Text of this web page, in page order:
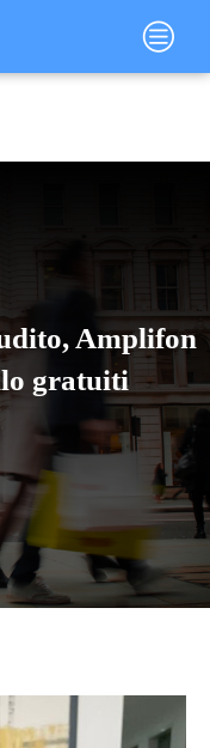
Main
Menu
Amplifon
gratuiti